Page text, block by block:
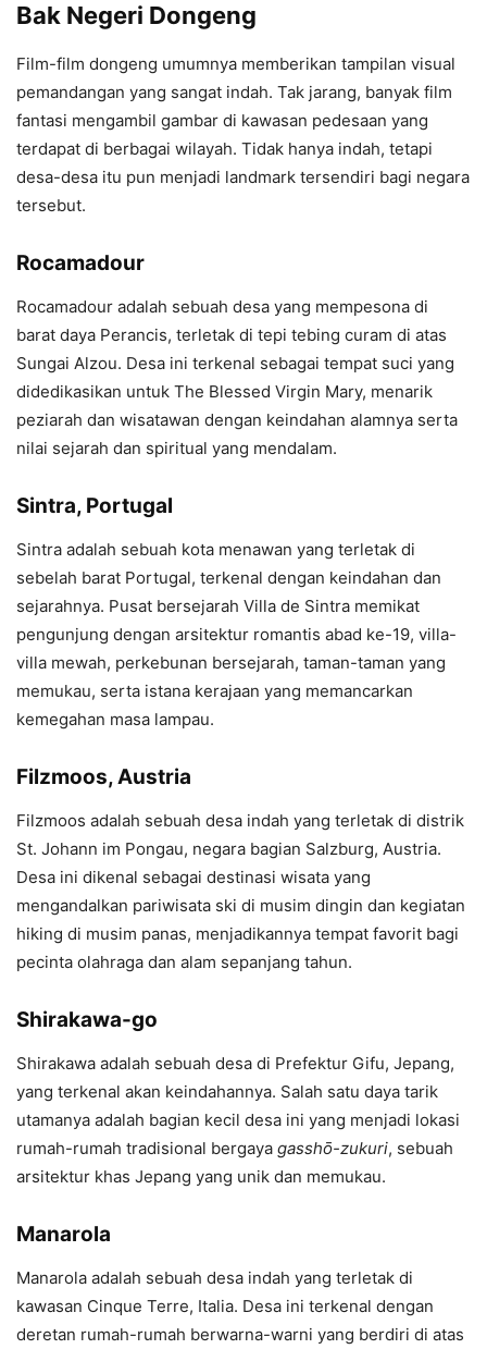
Bak Negeri Dongeng
Film-film dongeng umumnya memberikan tampilan visual
pemandangan yang sangat indah. Tak jarang, banyak film
fantasi mengambil gambar di kawasan pedesaan yang
terdapat di berbagai wilayah. Tidak hanya indah, tetapi
desa-desa itu pun menjadi landmark tersendiri bagi negara
tersebut.
Rocamadour
Rocamadour adalah sebuah desa yang mempesona di
barat daya Perancis, terletak di tepi tebing curam di atas
Sungai Alzou. Desa ini terkenal sebagai tempat suci yang
didedikasikan untuk The Blessed Virgin Mary, menarik
peziarah dan wisatawan dengan keindahan alamnya serta
nilai sejarah dan spiritual yang mendalam.
Sintra, Portugal
Sintra adalah sebuah kota menawan yang terletak di
sebelah barat Portugal, terkenal dengan keindahan dan
sejarahnya. Pusat bersejarah Villa de Sintra memikat
pengunjung dengan arsitektur romantis abad ke-19, villa-
villa mewah, perkebunan bersejarah, taman-taman yang
memukau, serta istana kerajaan yang memancarkan
kemegahan masa lampau.
Filzmoos, Austria
Filzmoos adalah sebuah desa indah yang terletak di distrik
St. Johann im Pongau, negara bagian Salzburg, Austria.
Desa ini dikenal sebagai destinasi wisata yang
mengandalkan pariwisata ski di musim dingin dan kegiatan
hiking di musim panas, menjadikannya tempat favorit bagi
pecinta olahraga dan alam sepanjang tahun.
Shirakawa-go
Shirakawa adalah sebuah desa di Prefektur Gifu, Jepang,
yang terkenal akan keindahannya. Salah satu daya tarik
utamanya adalah bagian kecil desa ini yang menjadi lokasi
rumah-rumah tradisional bergaya gasshō-zukuri, sebuah
arsitektur khas Jepang yang unik dan memukau.
Manarola
Manarola adalah sebuah desa indah yang terletak di
kawasan Cinque Terre, Italia. Desa ini terkenal dengan
deretan rumah-rumah berwarna-warni yang berdiri di atas